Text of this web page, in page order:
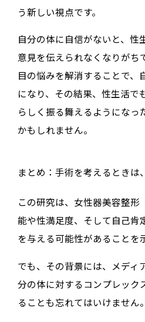
う新しい視点です。
自分の体に自信がないと、性
意見を伝えられなくなりがち
目の悩みを解消することで、
になり、その結果、性生活で
らしく振る舞えるようになっ
かもしれません。
まとめ：手術を考えるときは
この研究は、女性器美容整形
能や性満足度、そして自己肯
を与える可能性があることを
でも、その背景には、メディ
分の体に対するコンプレック
ることも忘れてはいけません。